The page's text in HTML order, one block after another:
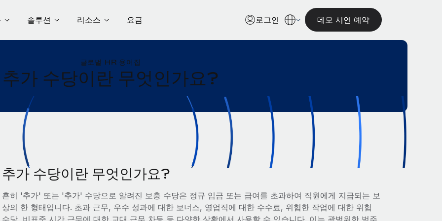
솔루션 리소스 요금 로그인 데모 시연 예약
글로벌 HR 용어집
추가 수당이란 무엇인가요?
추가 수당이란 무엇인가요?
흔히 '추가' 또는 '추가' 수당으로 알려진 보충 수당은 정규 임금 또는 급여를 초과하여 직원에게 지급되는 보
상의 한 형태입니다. 초과 근무, 우수 성과에 대한 보너스, 영업직에 대한 수수료, 위험한 작업에 대한 위험
수당, 비표준 시간 근무에 대한 교대 근무 차등 등 다양한 상황에서 사용할 수 있습니다. 이는 광범위한 범주